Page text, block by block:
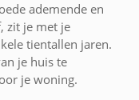
ademende en
zit je met je
tientallen jaren.
je huis te
je woning.